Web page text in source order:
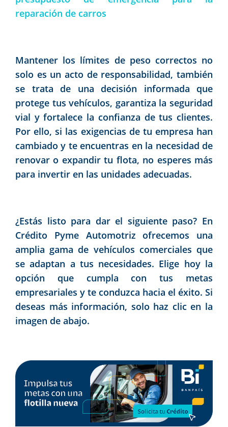
reparación de carros
Mantener los límites de peso correctos no
solo es un acto de responsabilidad, también
se trata de una decisión informada que
protege tus vehículos, garantiza la seguridad
vial y fortalece la confianza de tus clientes.
Por ello, si las exigencias de tu empresa han
cambiado y te encuentras en la necesidad de
renovar o expandir tu flota, no esperes más
para invertir en las unidades adecuadas.
¿Estás listo para dar el siguiente paso? En
Crédito Pyme Automotriz ofrecemos una
amplia gama de vehículos comerciales que
se adaptan a tus necesidades. Elige hoy la
opción que cumpla con tus metas
empresariales y te conduzca hacia el éxito. Si
deseas más información, solo haz clic en la
imagen de abajo.